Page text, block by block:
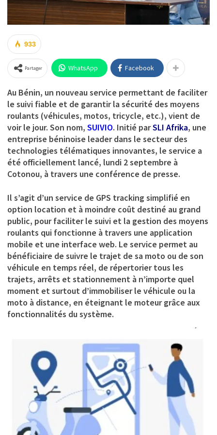
933
Partager WhatsApp Facebook
Au Bénin, un nouveau service permettant de faciliter
le suivi fiable et de garantir la sécurité des moyens
roulants (véhicules, motos, tricycle, etc.), vient de
voir le jour. Son nom, SUIVIO. Initié parSLI Afrika, une
entreprise béninoise leader dans le secteur des
technologies télématiques innovantes, le service a
été officiellement lancé, lundi 2 septembre à
Cotonou, à travers une conférence de presse.
Il s’agit d’un service de GPS tracking simplifié en
option location et à moindre coût destiné au grand
public, pour faciliter le suivi et la gestion des moyens
roulants qui fonctionne à travers une application
mobile et une interface web. Le service permet au
bénéficiaire de suivre le trajet de sa moto ou de son
véhicule en temps réel, de répertorier tous les
trajets, arrêts et stationnement à n’importe quel
moment et surtout d’immobiliser le véhicule ou la
moto à distance, en éteignant le moteur grâce aux
fonctionnalités du système.